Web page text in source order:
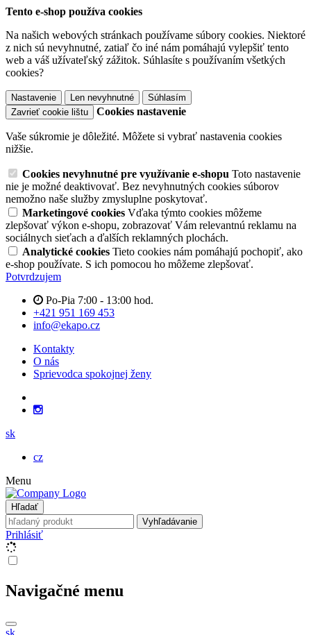
Tento e-shop používa cookies
Na našich webových stránkach používame súbory cookies. Niektoré
z nich sú nevyhnutné, zatiaľ čo iné nám pomáhajú vylepšiť tento
web a váš užívateľský zážitok. Súhlasíte s používaním všetkých
cookies?
Nastavenie Len nevyhnutné
Súhlasím
Zavrieť cookie lištu
Cookies nastavenie
Vaše súkromie je dôležité. Môžete si vybrať nastavenia cookies
nižšie.
Cookies nevyhnutné pre využívanie e-shopu Toto nastavenie
nie je možné deaktivovať. Bez nevyhnutných cookies súborov
nemožno naše služby zmysluplne poskytovať.
Marketingové cookies Vďaka týmto cookies môžeme
zlepšovať výkon e-shopu, zobrazovať Vám relevantnú reklamu na
sociálnych sieťach a ďalších reklamných plochách.
Analytické cookies Tieto cookies nám pomáhajú pochopiť, ako
e-shop používate. S ich pomocou ho môžeme zlepšovať.
Potvrdzujem
Po-Pia 7:00 - 13:00 hod.
+421 951 169 453
info@ekapo.cz
Kontakty
O nás
Sprievodca spokojnej ženy
sk
cz
Menu
Hľadať
Vyhľadávanie
Prihlásiť
Navigačné menu
sk